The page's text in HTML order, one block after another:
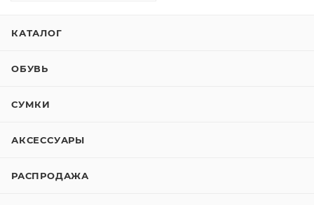
КАТАЛОГ
ОБУВЬ
СУМКИ
АКСЕССУАРЫ
РАСПРОДАЖА